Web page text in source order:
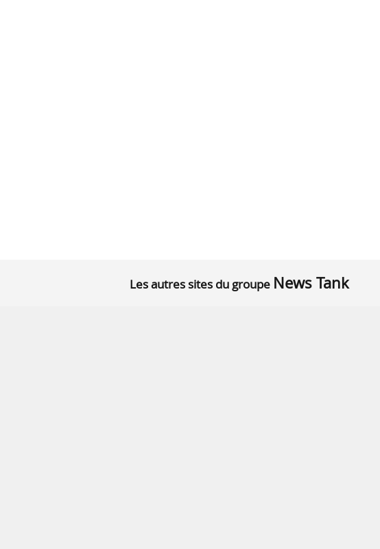
Les autres sites du groupe News Tank